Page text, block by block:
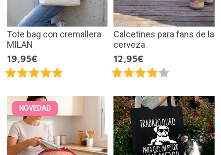
Tote bag con cremallera
MILAN
19,95€
Calcetines para fans de la
cerveza
12,95€
NOVEDAD